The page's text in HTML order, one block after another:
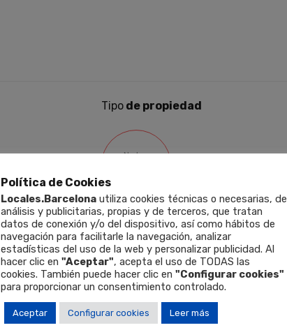
Tipo de propiedad
¡No hay
¡No se han encontrado resultados!
Política de Cookies
Locales.Barcelona utiliza cookies técnicas o necesarias, de
análisis y publicitarias, propias y de terceros, que tratan
datos de conexión y/o del dispositivo, así como hábitos de
navegación para facilitarle la navegación, analizar
estadísticas del uso de la web y personalizar publicidad. Al
hacer clic en "Aceptar", acepta el uso de TODAS las
cookies. También puede hacer clic en "Configurar cookies"
para proporcionar un consentimiento controlado.
Aceptar Configurar cookies Leer más